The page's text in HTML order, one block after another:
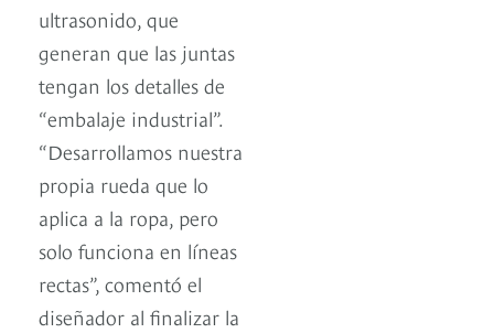
ultrasonido, que
generan que las juntas
tengan los detalles de
“embalaje industrial”.
“Desarrollamos nuestra
propia rueda que lo
aplica a la ropa, pero
solo funciona en líneas
rectas”, comentó el
diseñador al finalizar la